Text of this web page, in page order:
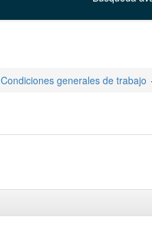
Condiciones generales de trabajo